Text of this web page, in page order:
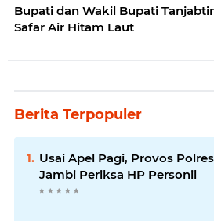
Bupati dan Wakil Bupati
Safar Air Hitam Laut
Berita Terpopuler
Usai Apel Pagi, Provos
Jambi Periksa HP Personil